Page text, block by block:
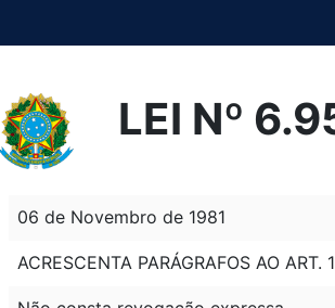
LEI Nº
06 de Novembro de 1981
ACRESCENTA PARÁGRAFOS AO ART.